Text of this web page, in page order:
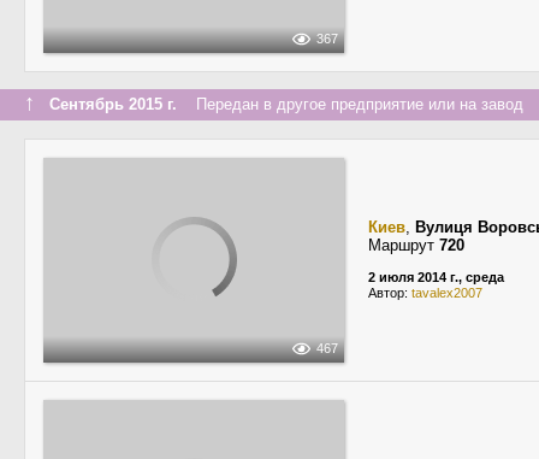
367
↑ Сентябрь 2015 г. Передан в другое предприятие или на завод
467
Киев, Вулиця
Маршрут 720
2 июля 2014 г., среда
Автор: tavalex2007